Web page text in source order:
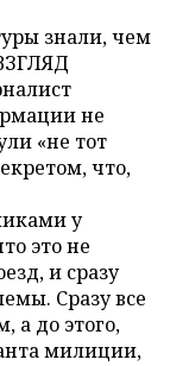
знали, чем
не
«не тот
что,
у
это не
и сразу
Сразу все
а до этого,
милиции,